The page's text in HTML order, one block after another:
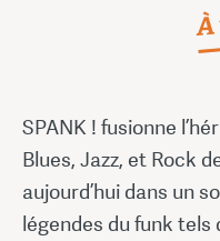
SPANK ! fusionne
Blues, Jazz, et Rock
aujourd’hui dans un
légendes du funk tels